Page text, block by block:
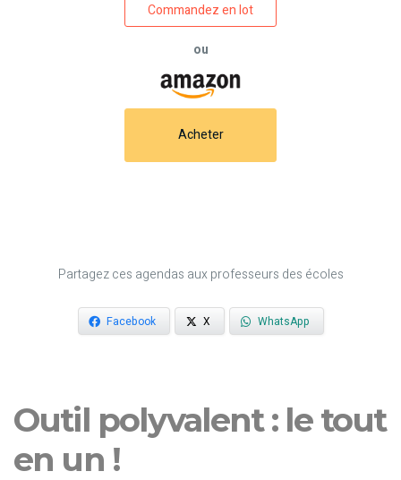
Commandez en lot
ou
Acheter
Partagez ces agendas aux professeurs des écoles
Facebook X WhatsApp
Outil polyvalent : le tout
en un !